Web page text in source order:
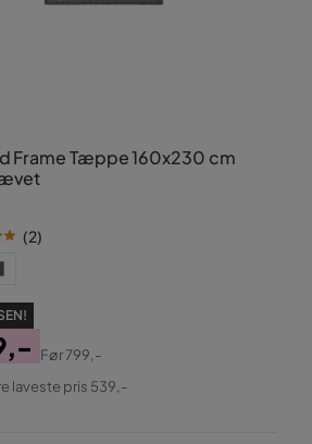
Frame Tæppe 160x230 cm
(2)
Før799,-
laveste pris 539,-